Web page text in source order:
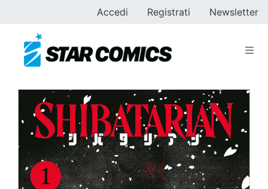
Accedi Registrati Newsletter